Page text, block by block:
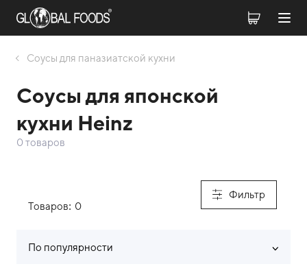
Соусы для паназиатской кухни
Соусы для японской
кухни Heinz
0 товаров
Фильтр
Товаров: 0
По популярности